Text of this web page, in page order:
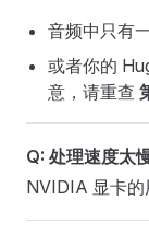
音频中只有
或者你的
意，请重查
Q: 处理速度太
NVIDIA 显卡的